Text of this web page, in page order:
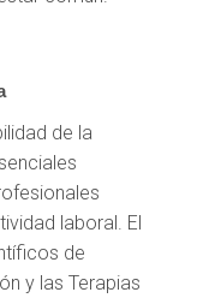
de la
laboral. El
de
y las Terapias